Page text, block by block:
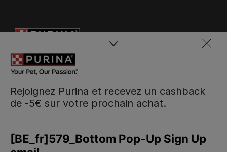
Rejoignez Purina et recevez un cashback
de -5€ sur votre prochain achat.